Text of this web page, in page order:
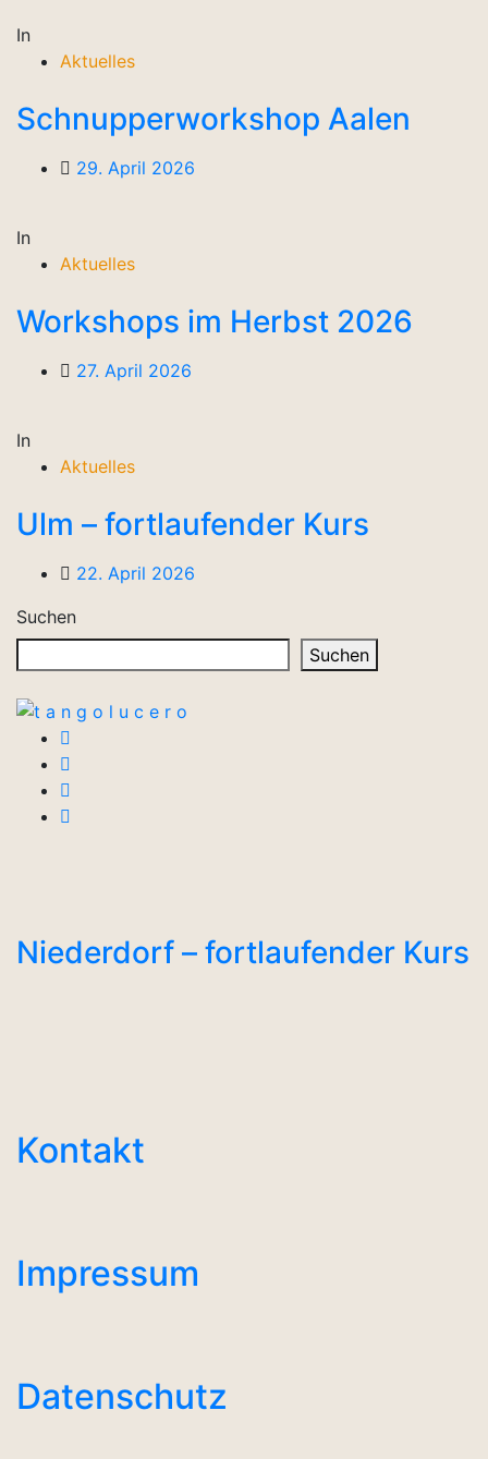
In
Aktuelles
Schnupperworkshop Aalen
29. April 2026
In
Aktuelles
Workshops im Herbst 2026
27. April 2026
In
Aktuelles
Ulm – fortlaufender Kurs
22. April 2026
Suchen
Suchen
Niederdorf – fortlaufender Kurs
Kontakt
Impressum
Datenschutz